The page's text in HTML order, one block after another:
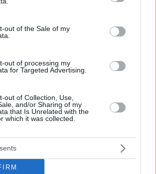
to Google and its third-party tags to
below specified purposes in below Google
out of the Sale of my
out of processing my
for Targeted Advertising.
out of Collection, Use,
and/or Sharing of my
that Is Unrelated with the
which it was collected.
οι υπερπολύτεκνοι στην
καθημερινότητά τους